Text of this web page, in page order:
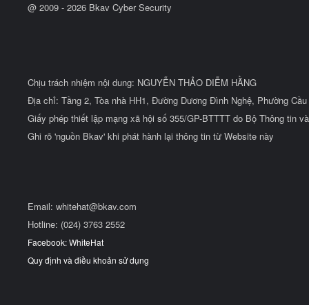
@ 2009 - 2026 Bkav Cyber Security
Chịu trách nhiệm nội dung: NGUYỄN THẢO DIỄM HẰNG
Địa chỉ: Tầng 2, Tòa nhà HH1, Đường Dương Đình Nghệ, Phường
Giấy phép thiết lập mạng xã hội số 355/GP-BTTTT do Bộ Thông tin
Ghi rõ 'nguồn Bkav' khi phát hành lại thông tin từ Website này
Email: whitehat@bkav.com
Hotline: (024) 3763 2552
Facebook: WhiteHat
Quy định và điều khoản sử dụng